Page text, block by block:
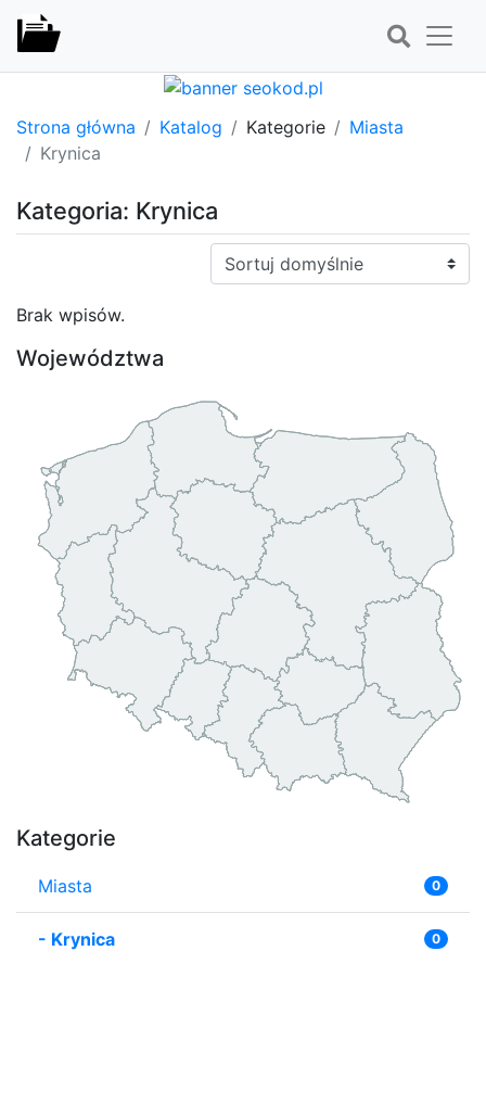
Strona główna Katalog Kategorie
Miasta
Krynica
Kategoria: Krynica
Sortuj:
Brak wpisów.
Województwa
Kategorie
Miasta 0
- Krynica 0